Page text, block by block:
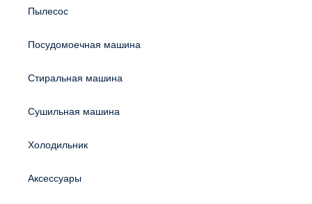
Пылесос
Посудомоечная машина
Стиральная машина
Сушильная машина
Холодильник
Аксессуары